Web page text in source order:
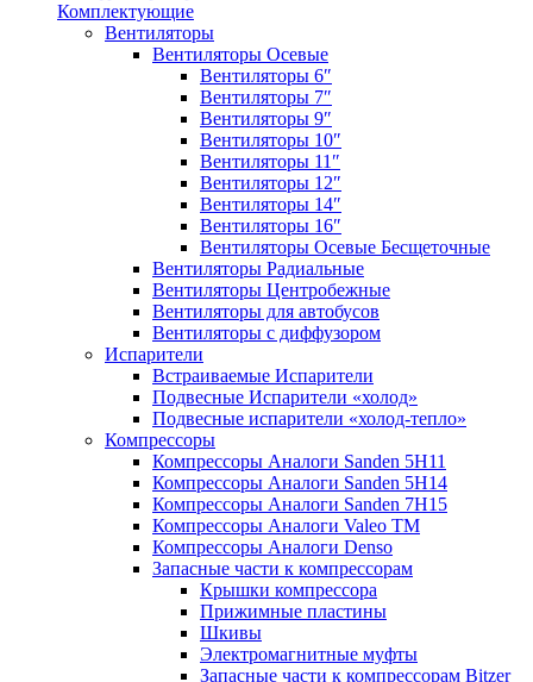
Комплектующие
Вентиляторы
Вентиляторы Осевые
Вентиляторы 6″
Вентиляторы 7″
Вентиляторы 9″
Вентиляторы 10″
Вентиляторы 11″
Вентиляторы 12″
Вентиляторы 14″
Вентиляторы 16″
Вентиляторы Осевые Бесщеточные
Вентиляторы Радиальные
Вентиляторы Центробежные
Вентиляторы для автобусов
Вентиляторы с диффузором
Испарители
Встраиваемые Испарители
Подвесные Испарители «холод»
Подвесные испарители «холод-тепло»
Компрессоры
Компрессоры Аналоги Sanden 5H11
Компрессоры Аналоги Sanden 5H14
Компрессоры Аналоги Sanden 7H15
Компрессоры Аналоги Valeo ТМ
Компрессоры Аналоги Denso
Запасные части к компрессорам
Крышки компрессора
Прижимные пластины
Шкивы
Электромагнитные муфты
Запасные части к компрессорам Bitzer